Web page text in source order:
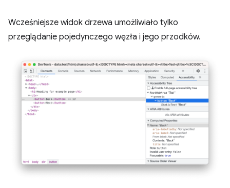
Wcześniejsze widok drzewa umożliwiało tylko
przeglądanie pojedynczego węzła i jego przodków.